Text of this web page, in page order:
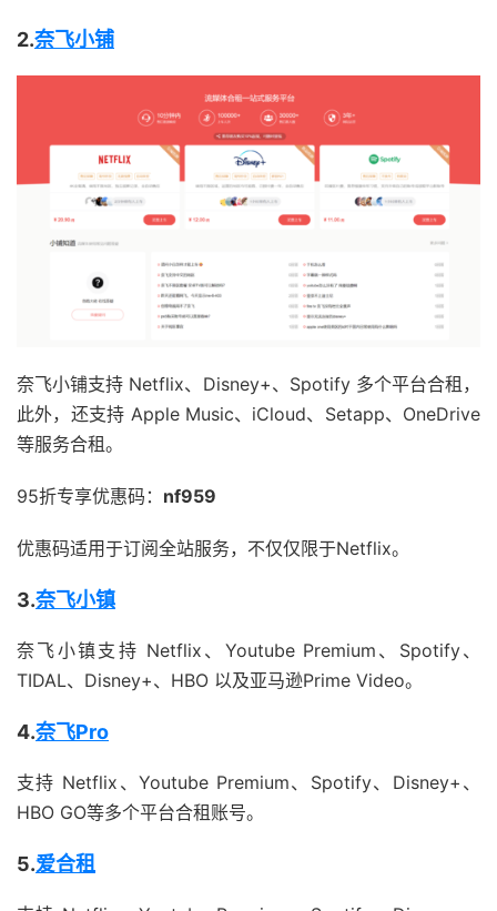
2.奈飞小铺
奈飞小铺支持 Netflix、Disney+、Spotify 多个平台合租，
此外，还支持 Apple Music、iCloud、Setapp、OneDrive
等服务合租。
95折专享优惠码： nf959
优惠码适用于订阅全站服务，不仅仅限于Netflix。
3.奈飞小镇
奈飞小镇支持 Netflix、Youtube Premium、Spotify、
TIDAL、Disney+、HBO 以及亚马逊Prime Video。
4.奈飞Pro
支持 Netflix、Youtube Premium、Spotify、Disney+、
HBO GO等多个平台合租账号。
5.爱合租